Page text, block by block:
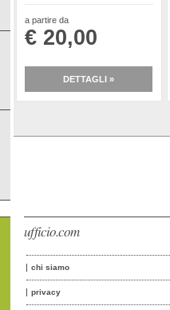
a partire da
€ 20,00
DETTAGLI »
ufficio.com
chi siamo
privacy